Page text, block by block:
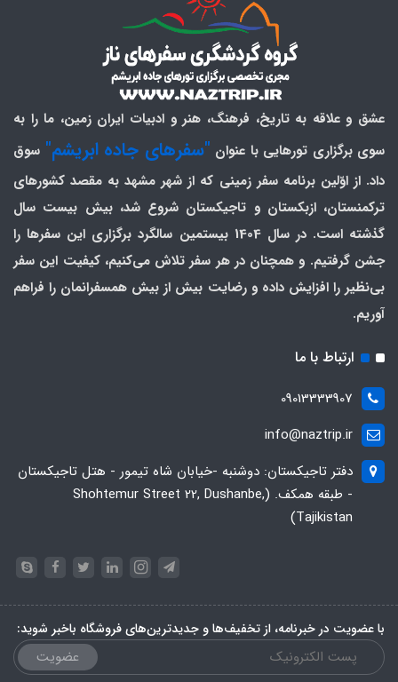
عشق و علاقه به تاریخ، فرهنگ، هنر و ادبیات ایران زمین، ما را به
سوی برگزاری تورهایی با عنوان "سفرهای جاده ابریشم" سوق
داد. از اوّلین برنامه سفر زمینی که از شهر مشهد به مقصد کشورهای
ترکمنستان، ازبکستان و تاجیکستان شروع شد، بیش بیست سال
گذشته است. در سال 1404 بیستمین سالگرد برگزاری این سفرها را
جشن گرفتیم. و همچنان در هر سفر تلاش می‌کنیم، کیفیت این سفر
بی‌نظیر را افزایش داده و رضایت بیش از بیش همسفرانمان را فراهم
آوریم.
ارتباط با ما
09013333907
info@naztrip.ir
دفتر تاجیکستان: دوشنبه -خیابان شاه تیمور - هتل تاجیکستان
- طبقه همکف. (Shohtemur Street 22, Dushanbe,
Tajikistan)
با عضویت در خبرنامه، از تخفیف‌ها و جدیدترین‌های فروشگاه باخبر شوید:
عضویت